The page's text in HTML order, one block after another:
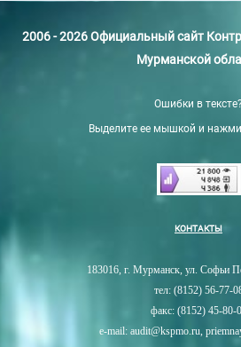
2006 - 2026 Официальный сайт
Мурманской
Ошибки в
Выделите ее мышкой и
КОНТАКТЫ
183016, г. Мурманск, ул. Софьи
тел: (8152) 56-77-
факс: (8152) 45-80-
e-mail: audit@kspmo.ru,